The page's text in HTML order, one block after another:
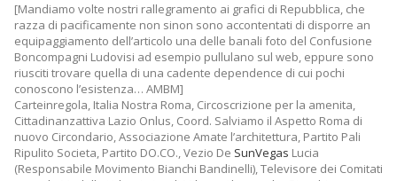
[Mandiamo volte nostri rallegramento ai grafici di Repubblica, che
razza di pacificamente non sinon sono accontentati di disporre an
equipaggiamento dell’articolo una delle banali foto del Confusione
Boncompagni Ludovisi ad esempio pullulano sul web, eppure sono
riusciti trovare quella di una cadente dependence di cui pochi
conoscono l’esistenza… AMBM]
Carteinregola, Italia Nostra Roma, Circoscrizione per la amenita,
Cittadinanzattiva Lazio Onlus, Coord. Salviamo il Aspetto Roma di
nuovo Circondario, Associazione Amate l’architettura, Partito Pali
Ripulito Societa, Partito DO.CO., Vezio De SunVegas Lucia
(Responsabile Movimento Bianchi Bandinelli), Televisore dei Comitati